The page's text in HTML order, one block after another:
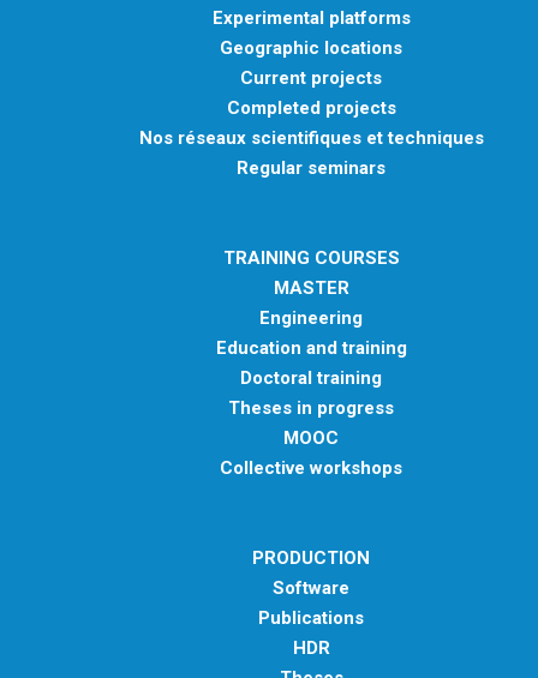
Experimental platforms
Geographic locations
Current projects
Completed projects
Nos réseaux scientifiques et techniques
Regular seminars
TRAINING COURSES
MASTER
Engineering
Education and training
Doctoral training
Theses in progress
MOOC
Collective workshops
PRODUCTION
Software
Publications
HDR